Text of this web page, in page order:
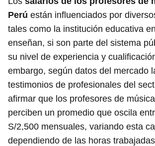
Perú están influenciados por
tales como la institución educativa
enseñan, si son parte del sistema
su nivel de experiencia y
embargo, según datos del mercado
testimonios de profesionales del
afirmar que los profesores de
perciben un promedio que oscila
S/2,500 mensuales, variando esta
dependiendo de las horas